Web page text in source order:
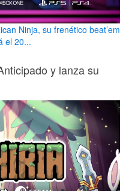
Ninja, su frenético beat’em
el 20...
y lanza su